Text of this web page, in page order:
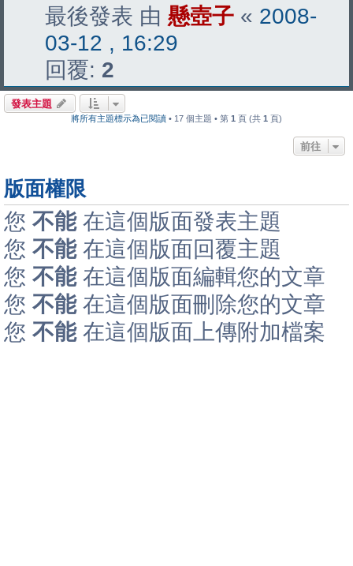
最後發表 由 懸壺子 « 2008-
03-12 , 16:29
回覆: 2
發表主題
將所有主題標示為已閱讀 • 17 個主題 • 第 1 頁 (共 1 頁)
前往
版面權限
您 不能在這個版面發表主題
您 不能在這個版面回覆主題
您 不能在這個版面編輯您的文章
您 不能在這個版面刪除您的文章
您 不能在這個版面上傳附加檔案